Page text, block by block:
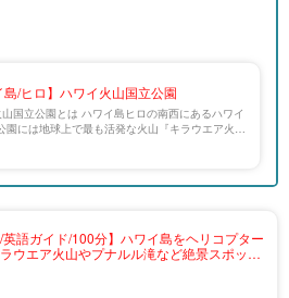
島/ヒロ】ハワイ火山国立公園
国立公園とは ハワイ島ヒロの南西にあるハワイ
園には地球上で最も活発な火山『キラウエア火
/英語ガイド/100分】ハワイ島をヘリコプター
ウエア火山やプナルル滝など絶景スポット
＜0歳から参加OK/日本語パイロットリクエ
7）